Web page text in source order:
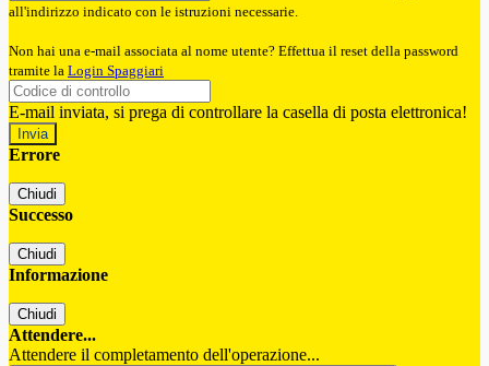
all'indirizzo indicato con le istruzioni necessarie.
Non hai una e-mail associata al nome utente? Effettua il reset della password
tramite la Login Spaggiari
E-mail inviata, si prega di controllare la casella di posta elettronica!
Errore
Chiudi
Successo
Chiudi
Informazione
Chiudi
Attendere...
Attendere il completamento dell'operazione...